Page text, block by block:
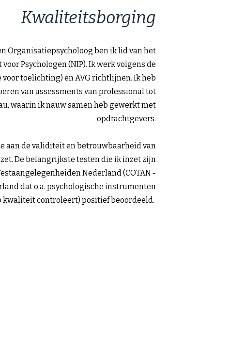
Kwaliteitsborging
Organisatiepsycholoog ben ik lid van het
Psychologen (NIP). Ik werk volgens de
voor toelichting) en AVG richtlijnen. Ik heb
van assessments van professional tot
waarin ik nauw samen heb gewerkt met
opdrachtgevers.
aan de validiteit en betrouwbaarheid van
De belangrijkste testen die ik inzet zijn
Nederland (COTAN -
dat o.a. psychologische instrumenten
kwaliteit controleert) positief beoordeeld.